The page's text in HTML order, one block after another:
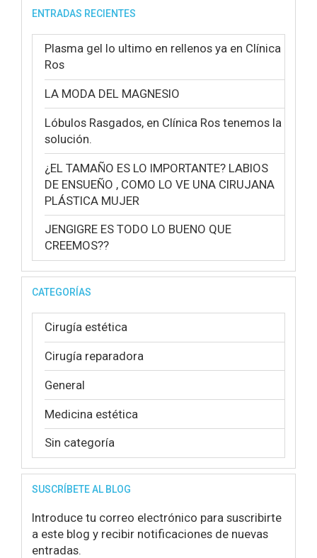
ENTRADAS RECIENTES
Plasma gel lo ultimo en rellenos ya en Clínica
Ros
LA MODA DEL MAGNESIO
Lóbulos Rasgados, en Clínica Ros tenemos la
solución.
¿EL TAMAÑO ES LO IMPORTANTE? LABIOS
DE ENSUEÑO , COMO LO VE UNA CIRUJANA
PLÁSTICA MUJER
JENGIGRE ES TODO LO BUENO QUE
CREEMOS??
CATEGORÍAS
Cirugía estética
Cirugía reparadora
General
Medicina estética
Sin categoría
SUSCRÍBETE AL BLOG
Introduce tu correo electrónico para suscribirte
a este blog y recibir notificaciones de nuevas
entradas.